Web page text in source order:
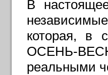
В
которая, в
ОСЕНЬ-
реальными